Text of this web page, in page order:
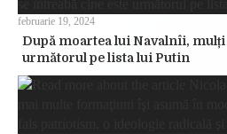
După moartea lui Navalnîi,
următorul pe lista lui Putin
februarie 19, 2024